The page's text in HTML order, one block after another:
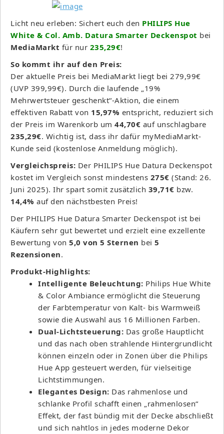
Licht neu erleben: Sichert euch den PHILIPS Hue
White & Col. Amb. Datura Smarter Deckenspot bei
MediaMarkt für nur 235,29€!
So kommt ihr auf den Preis:
Der aktuelle Preis bei MediaMarkt liegt bei 279,99€
(UVP 399,99€). Durch die laufende „19%
Mehrwertsteuer geschenkt“-Aktion, die einem
effektiven Rabatt von 15,97% entspricht, reduziert sich
der Preis im Warenkorb um 44,70€ auf unschlagbare
235,29€. Wichtig ist, dass ihr dafür myMediaMarkt-
Kunde seid (kostenlose Anmeldung möglich).
Vergleichspreis: Der PHILIPS Hue Datura Deckenspot
kostet im Vergleich sonst mindestens 275€ (Stand: 26.
Juni 2025). Ihr spart somit zusätzlich 39,71€ bzw.
14,4% auf den nächstbesten Preis!
Der PHILIPS Hue Datura Smarter Deckenspot ist bei
Käufern sehr gut bewertet und erzielt eine exzellente
Bewertung von 5,0 von 5 Sternen bei 5
Rezensionen.
Produkt-Highlights:
Intelligente Beleuchtung: Philips Hue White
& Color Ambiance ermöglicht die Steuerung
der Farbtemperatur von Kalt- bis Warmweiß
sowie die Auswahl aus 16 Millionen Farben.
Dual-Lichtsteuerung: Das große Hauptlicht
und das nach oben strahlende Hintergrundlicht
können einzeln oder in Zonen über die Philips
Hue App gesteuert werden, für vielseitige
Lichtstimmungen.
Elegantes Design: Das rahmenlose und
schlanke Profil schafft einen „rahmenlosen“
Effekt, der fast bündig mit der Decke abschließt
und sich nahtlos in jedes moderne Dekor